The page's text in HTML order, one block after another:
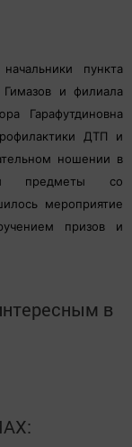
пункта
Гимазов и филиала
Гарафутдиновна
ДТП и
ношении в
предметы со
мероприятие
призов и
в